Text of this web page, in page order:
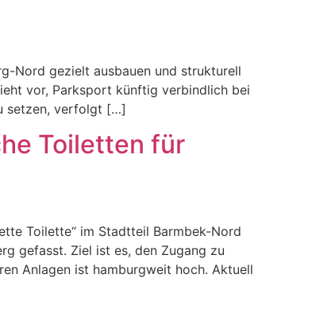
Nord gezielt ausbauen und strukturell
vor, Parksport künftig verbindlich bei
setzen, verfolgt […]
Toiletten für
Toilette“ im Stadtteil Barmbek-Nord
gefasst. Ziel ist es, den Zugang zu
Anlagen ist hamburgweit hoch. Aktuell